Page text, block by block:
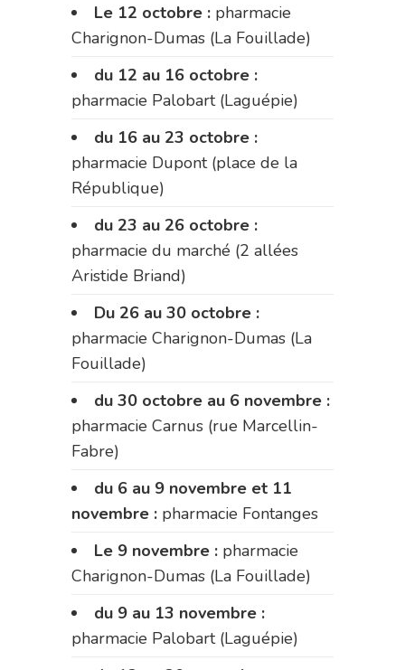
Le 12 octobre : pharmacie
Charignon-Dumas (La Fouillade)
du 12 au 16 octobre :
pharmacie Palobart (Laguépie)
du 16 au 23 octobre :
pharmacie Dupont (place de la
République)
du 23 au 26 octobre :
pharmacie du marché (2 allées
Aristide Briand)
Du 26 au 30 octobre :
pharmacie Charignon-Dumas (La
Fouillade)
du 30 octobre au 6 novembre :
pharmacie Carnus (rue Marcellin-
Fabre)
du 6 au 9 novembre et 11
novembre : pharmacie Fontanges
Le 9 novembre : pharmacie
Charignon-Dumas (La Fouillade)
du 9 au 13 novembre :
pharmacie Palobart (Laguépie)